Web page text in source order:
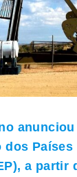
dos
a partir